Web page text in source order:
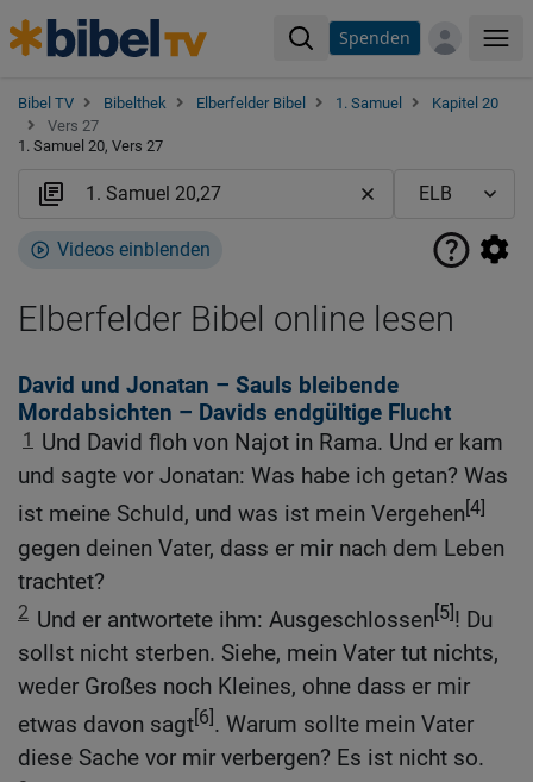
Spenden
Bibel TV Bibelthek Elberfelder Bibel 1. Samuel
Kapitel 20
Vers 27
1. Samuel 20, Vers 27
Videos einblenden
Elberfelder Bibel online lesen
David und Jonatan – Sauls bleibende
Mordabsichten – Davids endgültige Flucht
1
Und David floh von Najot in Rama. Und er kam
und sagte vor Jonatan: Was habe ich getan? Was
ist meine Schuld, und was ist mein Vergehen[4]
gegen deinen Vater, dass er mir nach dem Leben
trachtet?
2 Und er antwortete ihm: Ausgeschlossen[5]! Du
sollst nicht sterben. Siehe, mein Vater tut nichts,
weder Großes noch Kleines, ohne dass er mir
etwas davon sagt[6]. Warum sollte mein Vater
diese Sache vor mir verbergen? Es ist nicht so.